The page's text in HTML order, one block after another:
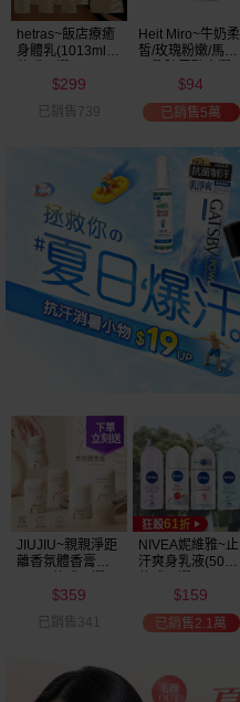
Vaseline凡士林~
清新蘆薈／全效
／密集保濕／淨
(725ml) 款式可選
$208
已銷售3.9萬
韓國 Medi
Flower~身體護理
300ml+乳液
300ml+護手霜
80g) 款式可選
$258
已銷售1.9萬
JIUJIU~親親淨距
離香氛體香膏
$359
已銷售341
NIVEA妮維雅~止
汗爽身乳液(50ml)
$159
已銷售2.1萬